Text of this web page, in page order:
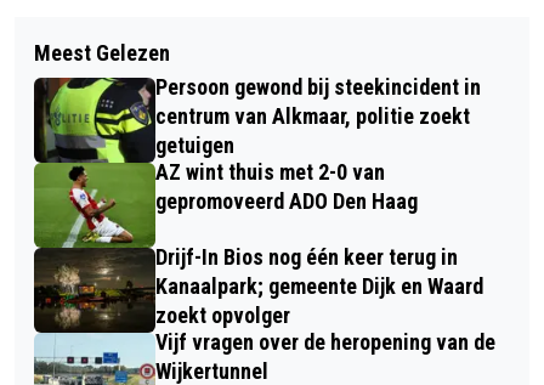
STUDENTE HORIZON COLLEGE
YVANKA DE REUS NEDERLANDS
KAMPIOEN BOUWTIMMEREN
VAN DER VALKHOTEL VESTIGT ZICH
OP OLYMPIAPARK
Meest Gelezen
Persoon gewond bij steekincident in
centrum van Alkmaar, politie zoekt
getuigen
AZ wint thuis met 2-0 van
gepromoveerd ADO Den Haag
Drijf-In Bios nog één keer terug in
Kanaalpark; gemeente Dijk en Waard
zoekt opvolger
Vijf vragen over de heropening van de
Wijkertunnel